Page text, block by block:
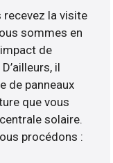
la visite
sommes en
de
il
de panneaux
que vous
solaire.
procédons :